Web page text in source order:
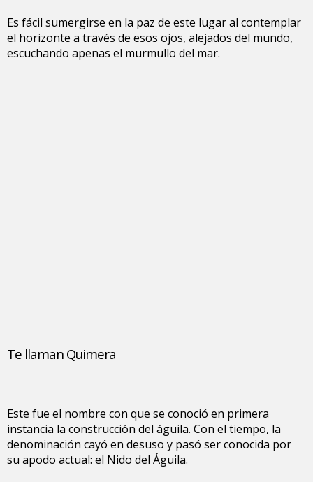
Es fácil sumergirse en la paz de este lugar al contemplar
el horizonte a través de esos ojos, alejados del mundo,
escuchando apenas el murmullo del mar.
Te llaman Quimera
Este fue el nombre con que se conoció en primera
instancia la construcción del águila. Con el tiempo, la
denominación cayó en desuso y pasó ser conocida por
su apodo actual: el Nido del Águila.